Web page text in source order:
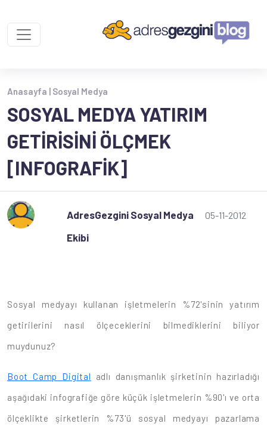
Anasayfa | Sosyal Medya
SOSYAL MEDYA YATIRIM
GETIRISINI ÖLÇMEK
[INFOGRAFIK]
AdresGezgini Sosyal Medya
Ekibi
05-11-2012
Sosyal medyayı kullanan işletmelerin %72'sinin yatırım
getirilerini nasıl ölçeceklerini bilmediklerini biliyor
muydunuz?
Boot Camp Digital adlı danışmanlık şirketinin hazırladığı
aşağıdaki infografiğe göre küçük işletmelerin %90'ı ve orta
ölçeklikte şirketlerin %73'ü sosyal medyayı pazarlama